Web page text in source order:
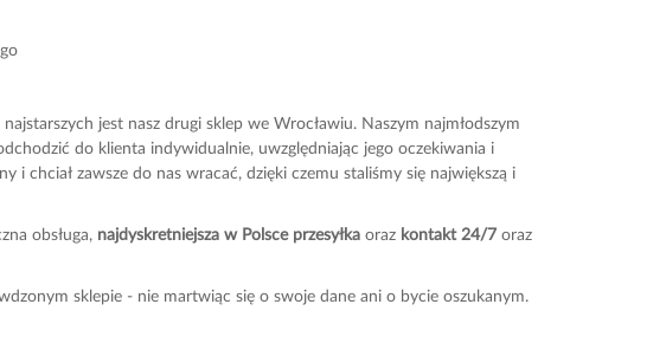
jest nasz drugi sklep we Wrocławiu. Naszym najmłodszym
do klienta indywidualnie, uwzględniając jego oczekiwania i
chciał zawsze do nas wracać, dzięki czemu staliśmy się największą i
obsługa, najdyskretniejsza w Polsce przesyłka oraz kontakt 24/7 oraz
sklepie - nie martwiąc się o swoje dane ani o bycie oszukanym.